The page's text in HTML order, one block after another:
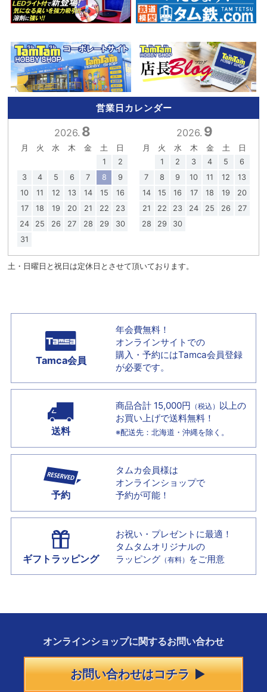
営業日カレンダー
2026. 8
月 火 水 木 金 土
日
1
2
3
4 5 6 7 8
9
10
11 12 13 14 15
16
17
18 19 20 21 22
23
24
25 26 27 28 29
30
31
2026. 9
月 火 水 木 金 土
日
1
2 3 4 5
6
7
8 9 10 11 12
13
14
15 16 17 18 19
20
21
22 23 24 25 26
27
28
29 30
土・日曜日と祝日は定休日とさせて頂いております。
Tamca会員
年会費無料！
オンラインサイトでの
購入・予約にはTamca会員登録
が必要です。
送料
商品合計 15,000円 （税込） 以上の
お買い上げで送料無料！
※配送先：北海道・沖縄を除く。
予約
タムカ会員様は
オンラインショップで
予約が可能！
ギフトラッピング
お祝い・プレゼントに最適！
タムタムオリジナルの
ラッピング （有料） をご用意
オンラインショップに関するお問い合わせ
お問い合わせはコチラ